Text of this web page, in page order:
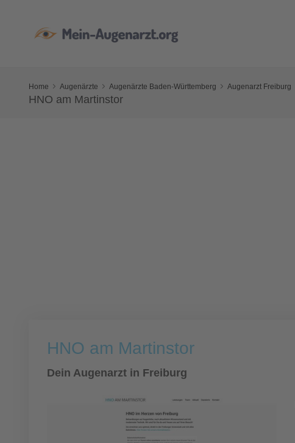
Home Augenärzte Augenärzte Baden-Württemberg Augenarzt Freiburg
HNO am Martinstor
HNO am Martinstor
Dein Augenarzt in Freiburg